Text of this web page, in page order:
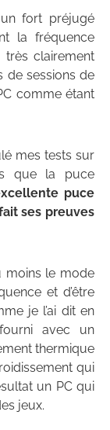
un fort préjugé
la fréquence
très clairement
de sessions de
comme étant
mes tests sur
que la puce
puce
ses preuves
moins le mode
et d’être
je l’ai dit en
avec un
thermique
qui
un PC qui
jeux.